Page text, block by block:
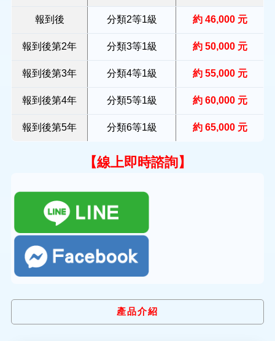
報到後 分類2等1級 約 46,000 元
報到後第2年 分類3等1級 約 50,000 元
報到後第3年 分類4等1級 約 55,000 元
報到後第4年 分類5等1級 約 60,000 元
報到後第5年 分類6等1級 約 65,000 元
【線上即時諮詢】
產品介紹